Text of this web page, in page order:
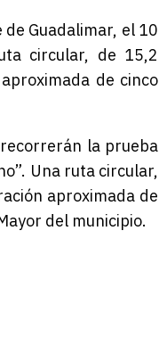
Guadalimar, el 10
circular, de 15,2
de cinco
la prueba
Una ruta circular,
aproximada de
del municipio.